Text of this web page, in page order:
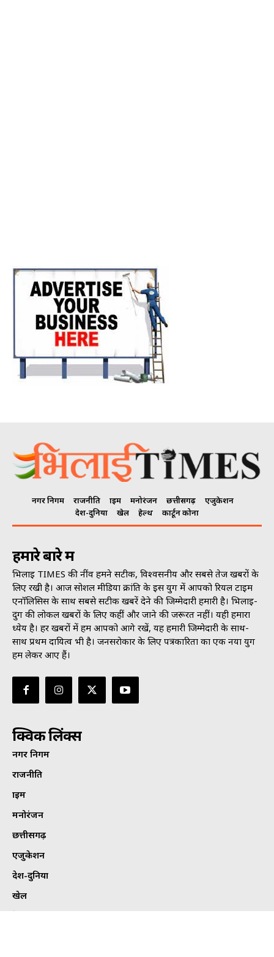
नगर निगम राजनीति क्राइम मनोरंजन छत्तीसगढ़
एजुकेशन
देश-दुनिया
खेल हेल्थ कार्टून कोना
हमारे बारे में
भिलाई TIMES की नींव हमने सटीक, विश्वसनीय और सबसे तेज खबरों के
लिए रखी है। आज सोशल मीडिया क्रांति के इस युग में आपको रियल टाइम
एनॉलिसिस के साथ सबसे सटीक खबरें देने की जिम्मेदारी हमारी है। भिलाई-
दुर्ग की लोकल खबरों के लिए कहीं और जाने की जरूरत नहीं। यही हमारा
ध्येय है। हर खबरों में हम आपको आगे रखें, यह हमारी जिम्मेदारी के साथ-
साथ प्रथम दायित्व भी है। जनसराेकार के लिए पत्रकारिता का एक नया युग
हम लेकर आए हैं।
क्विक लिंक्स
नगर निगम
राजनीति
क्राइम
मनोरंजन
छत्तीसगढ़
एजुकेशन
देश-दुनिया
खेल
हेल्थ